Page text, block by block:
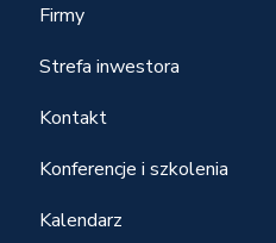
Firmy
Strefa inwestora
Kontakt
Konferencje i szkolenia
Kalendarz